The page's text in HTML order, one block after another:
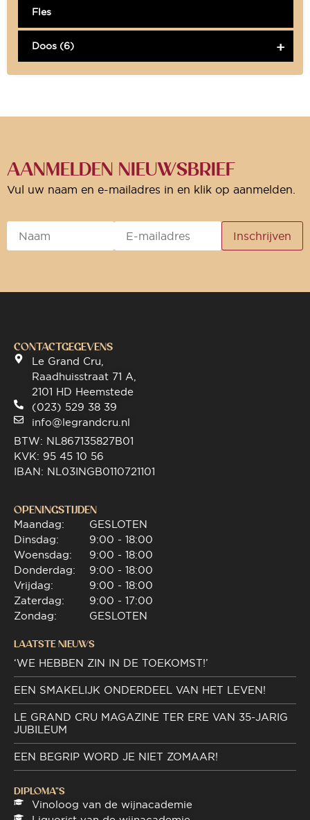
Fles
Doos (6)
AANMELDEN NIEUWSBRIEF
Vul uw naam en e-mailadres in en klik op aanmelden.
CONTACTGEGEVENS
Le Grand Cru,
Raadhuisstraat 71 A,
2101 HD Heemstede
(023) 529 38 39
info@legrandcru.nl
BTW: NL867135827B01
KVK: 95 45 10 56
IBAN: NL03INGB0110721101
OPENINGSTIJDEN
Maandag:
Dinsdag:
Woensdag:
Donderdag:
Vrijdag:
Zaterdag:
Zondag:
GESLOTEN
9:00 - 18:00
9:00 - 18:00
9:00 - 18:00
9:00 - 18:00
9:00 - 17:00
GESLOTEN
LAATSTE NIEUWS
‘WE HEBBEN ZIN IN DE TOEKOMST!’
EEN SMAKELIJK ONDERDEEL VAN HET LEVEN!
LE GRAND CRU MAGAZINE TER ERE VAN 35-JARIG
JUBILEUM
EEN BEGRIP WORD JE NIET ZOMAAR!
DIPLOMA"S
Vinoloog van de wijnacademie